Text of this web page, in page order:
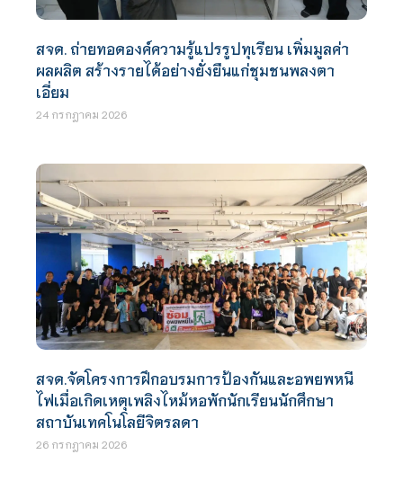
สจด. ถ่ายทอดองค์ความรู้แปรรูปทุเรียน เพิ่มมูลค่า
ผลผลิต สร้างรายได้อย่างยั่งยืนแก่ชุมชนพลงตา
เอี่ยม
24 กรกฎาคม 2026
สจด.จัดโครงการฝึกอบรมการป้องกันและอพยพหนี
ไฟเมื่อเกิดเหตุเพลิงไหม้หอพักนักเรียนนักศึกษา
สถาบันเทคโนโลยีจิตรลดา
26 กรกฎาคม 2026